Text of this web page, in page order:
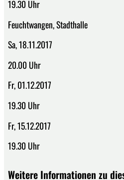
19.30 Uhr
Feuchtwangen, Stadthalle
Sa, 18.11.2017
20.00 Uhr
Fr, 01.12.2017
19.30 Uhr
Fr, 15.12.2017
19.30 Uhr
Weitere Informationen zu